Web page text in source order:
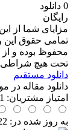
0 دانلود
رایگان
مزایای شما از
تمامی حقوق
محفوظ بوده و از
تحت هیچ شراطی
دانلود مستقیم
دانلود مقاله در
امتیاز مشتریان: 1
به روز شده در: 22 آبان